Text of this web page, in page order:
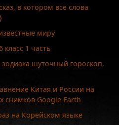
в котором все слова
миру
класс 1 часть
шуточный гороскоп,
Китая и России на
снимков Google Earth
на Корейском языке